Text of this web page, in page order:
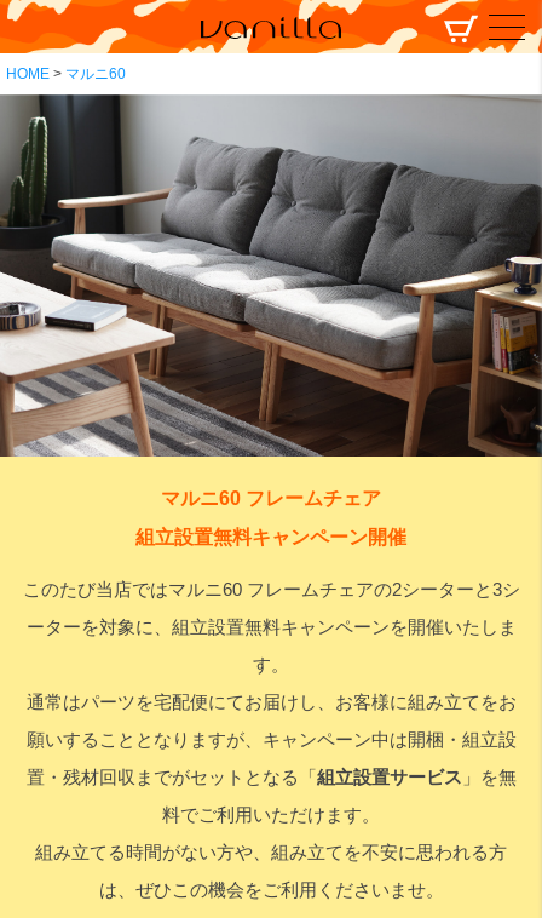
HOME マルニ60
マルニ60 フレームチェア
組立設置無料キャンペーン開催
このたび当店ではマルニ60 フレームチェアの2シーターと3シ
ーターを対象に、組立設置無料キャンペーンを開催いたしま
す。
通常はパーツを宅配便にてお届けし、お客様に組み立てをお
願いすることとなりますが、キャンペーン中は開梱・組立設
置・残材回収までがセットとなる「組立設置サービス 」を無
料でご利用いただけます。
組み立てる時間がない方や、組み立てを不安に思われる方
は、ぜひこの機会をご利用くださいませ。